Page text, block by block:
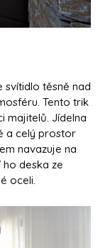
svítidlo těsně nad
Tento trik
majitelů. Jídelna
a celý prostor
navazuje na
deska ze
oceli.